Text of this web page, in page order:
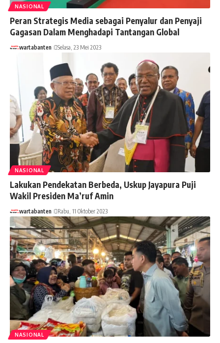
NASIONAL
Peran Strategis Media sebagai Penyalur dan Penyaji
Gagasan Dalam Menghadapi Tantangan Global
wartabanten Selasa, 23 Mei 2023
NASIONAL
Lakukan Pendekatan Berbeda, Uskup Jayapura Puji
Wakil Presiden Ma’ruf Amin
wartabanten Rabu, 11 Oktober 2023
NASIONAL